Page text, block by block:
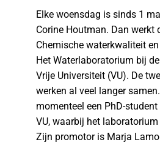
Elke woensdag is sinds 1
Corine Houtman. Dan werkt
Chemische waterkwaliteit
Het Waterlaboratorium bij
Vrije Universiteit (VU). De
werken al veel langer
momenteel een PhD-
VU, waarbij het
Zijn promotor is Marja